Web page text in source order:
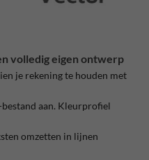
volledig eigen ontwerp
je rekening te houden met
bestand aan. Kleurprofiel
omzetten in lijnen